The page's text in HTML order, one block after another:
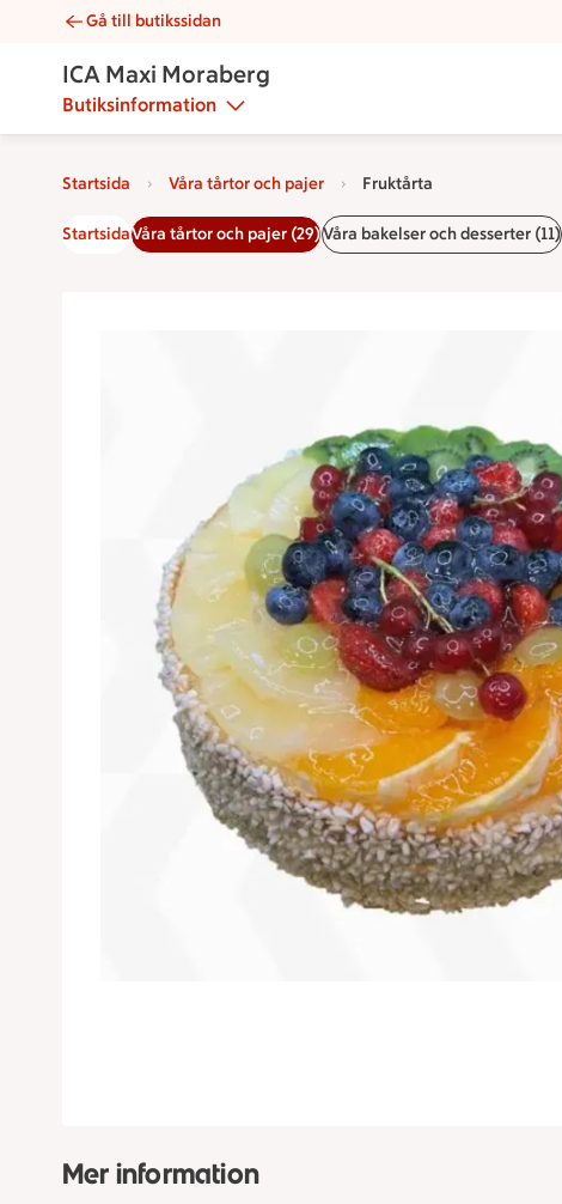
Fruktårta | Catering ICA Maxi Moraberg
Gå till butikssidan
ICA Maxi Moraberg
Butiksinformation
Startsida Våra tårtor och pajer Fruktårta
StartsidaVåra tårtor och pajer (29)Våra bakelser och desserter (11)
Mer information